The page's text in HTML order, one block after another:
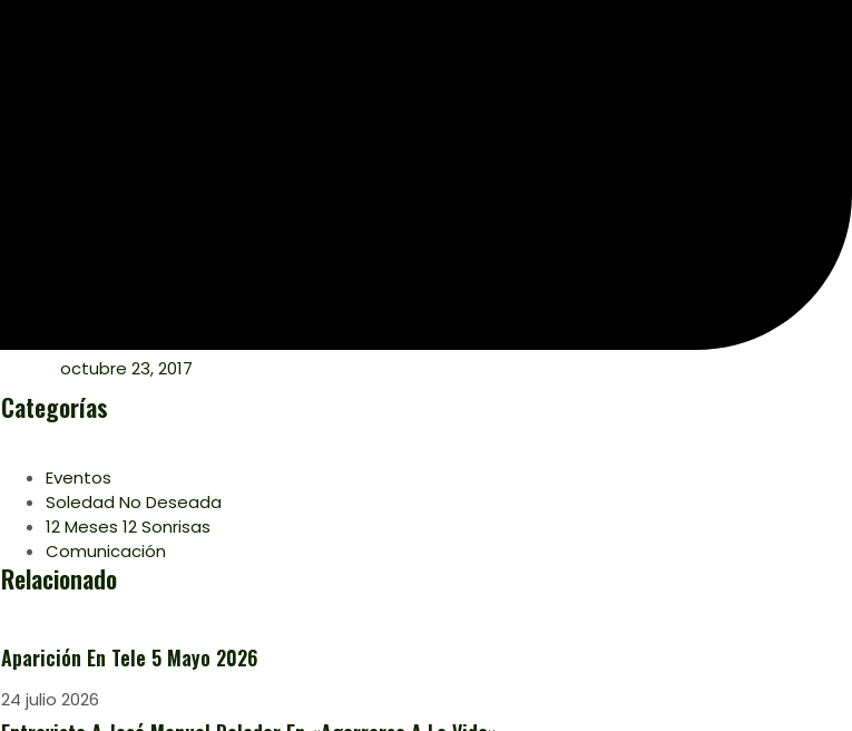
octubre 23, 2017
Categorías
Eventos
Soledad No Deseada
12 Meses 12 Sonrisas
Comunicación
Relacionado
Aparición En Tele 5 Mayo 2026
24 julio 2026